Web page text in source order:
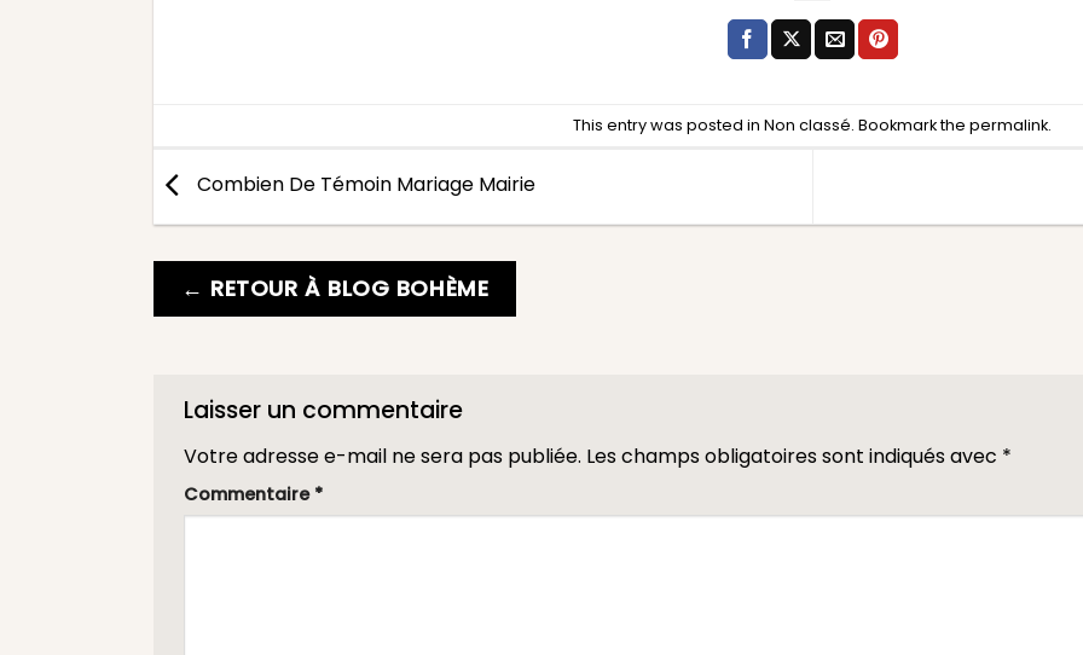
This entry was posted in Non classé. Bookmark the permalink.
Combien De Témoin Mariage Mairie
← RETOUR À BLOG BOHÈME
Laisser un commentaire
Votre adresse e-mail ne sera pas publiée. Les champs obligatoires sont indiqués avec *
Commentaire *